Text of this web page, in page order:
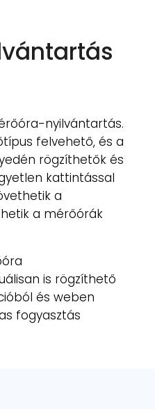
nyilvántartás.
felvehető, és a
rögzíthetők és
kattintással
a
a mérőórák
is rögzíthető
és weben
fogyasztás